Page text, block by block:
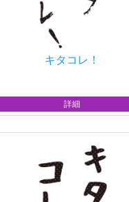
キタコレ！
詳細